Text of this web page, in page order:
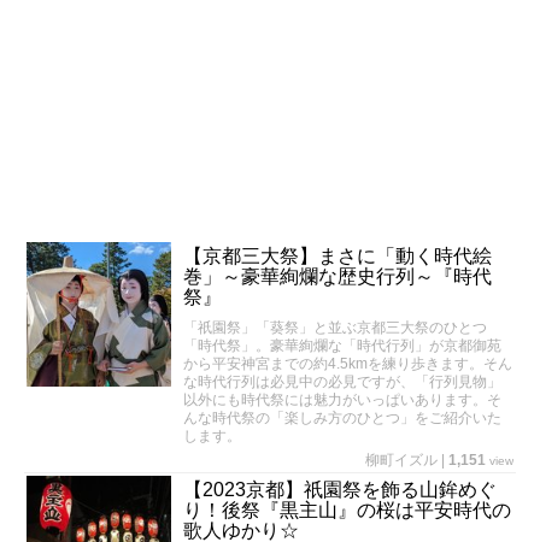
【京都三大祭】まさに「動く時代絵
巻」～豪華絢爛な歴史行列～『時代
祭』
「祇園祭」「葵祭」と並ぶ京都三大祭のひとつ
「時代祭」。豪華絢爛な「時代行列」が京都御苑
から平安神宮までの約4.5kmを練り歩きます。そん
な時代行列は必見中の必見ですが、「行列見物」
以外にも時代祭には魅力がいっぱいあります。そ
んな時代祭の「楽しみ方のひとつ」をご紹介いた
します。
柳町イズル
1,151 view
【2023京都】祇園祭を飾る山鉾めぐ
り！後祭『黒主山』の桜は平安時代の
歌人ゆかり☆